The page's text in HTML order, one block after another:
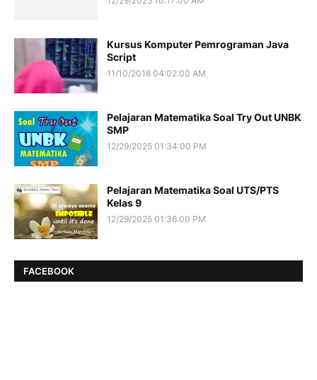
Kursus Komputer Pemrograman Java
Script
11/10/2018 04:02:00 AM
Pelajaran Matematika Soal Try Out UNBK
SMP
12/29/2025 01:34:00 PM
Pelajaran Matematika Soal UTS/PTS
Kelas 9
12/29/2025 01:36:00 PM
FACEBOOK